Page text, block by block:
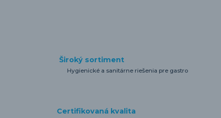
Široký sortiment
Hygienické a sanitárne riešenia pre gastro
Certifikovaná kvalita